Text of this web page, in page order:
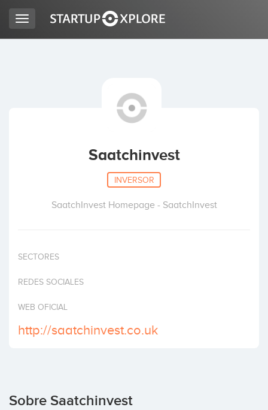
Invertir
Toggle
navigation
Saatchinvest
INVERSOR
SaatchInvest Homepage - SaatchInvest
SECTORES
REDES SOCIALES
WEB OFICIAL
http://saatchinvest.co.uk
Sobre Saatchinvest